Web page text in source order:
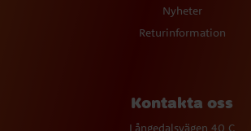
Nyheter
Returinformation
Kontakta oss
Långedalsvägen 40 C